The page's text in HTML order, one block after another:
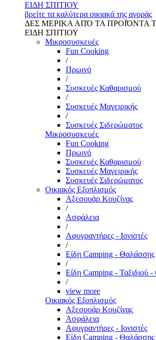
ΕΙΔΗ ΣΠΙΤΙΟΥ
βρείτε τα καλύτερα οικιακά της αγοράς
ΔΕΣ ΜΕΡΙΚΑ ΑΠΌ ΤΑ ΠΡΟΪΌΝΤΑ
ΕΙΔΗ ΣΠΙΤΙΟΥ
Μικροσυσκευές
Fun Cooking
/
Πρωινό
/
Συσκευές Καθαρισμού
/
Συσκευές Μαγειρικής
/
Συσκευές Σιδερώματος
Μικροσυσκευές
Fun Cooking
Πρωινό
Συσκευές Καθαρισμού
Συσκευές Μαγειρικής
Συσκευές Σιδερώματος
Οικιακός Εξοπλισμός
Αξεσουάρ Κουζίνας
/
Ασφάλεια
/
Αφυγραντήρες - Ιονιστές
/
Είδη Camping - Θαλάσσης
/
Είδη Camping - Ταξιδιού
/
view more
Οικιακός Εξοπλισμός
Αξεσουάρ Κουζίνας
Ασφάλεια
Αφυγραντήρες - Ιονιστές
Είδη Camping - Θαλάσσης